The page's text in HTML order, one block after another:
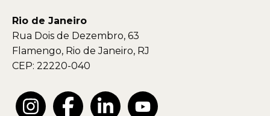
Rio de Janeiro
Rua Dois de Dezembro, 63
Flamengo, Rio de Janeiro, RJ
CEP: 22220-040